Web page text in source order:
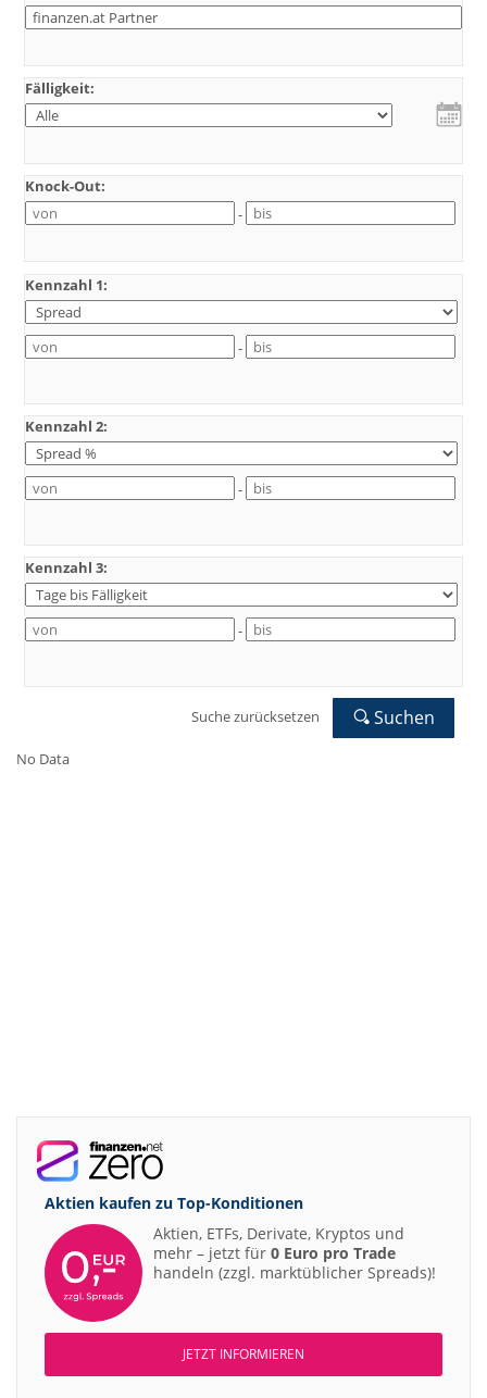
Fälligkeit:
Knock-Out:
-
Kennzahl 1:
-
Kennzahl 2:
-
Kennzahl 3:
-
Suchen
Suche zurücksetzen
No Data
Aktien kaufen zu Top-Konditionen
Aktien, ETFs, Derivate, Kryptos und
mehr – jetzt für 0 Euro pro Trade
handeln (zzgl. marktüblicher Spreads)!
JETZT INFORMIEREN